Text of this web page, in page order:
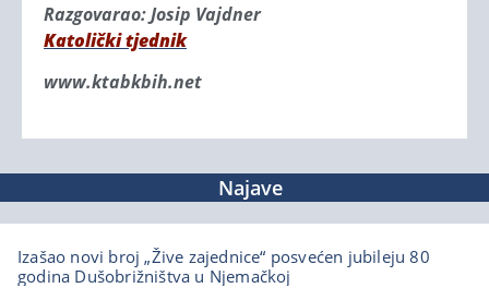
Razgovarao: Josip Vajdner
Katolički tjednik
www.ktabkbih.net
Najave
Izašao novi broj „Žive zajednice“ posvećen jubileju 80
godina Dušobrižništva u Njemačkoj